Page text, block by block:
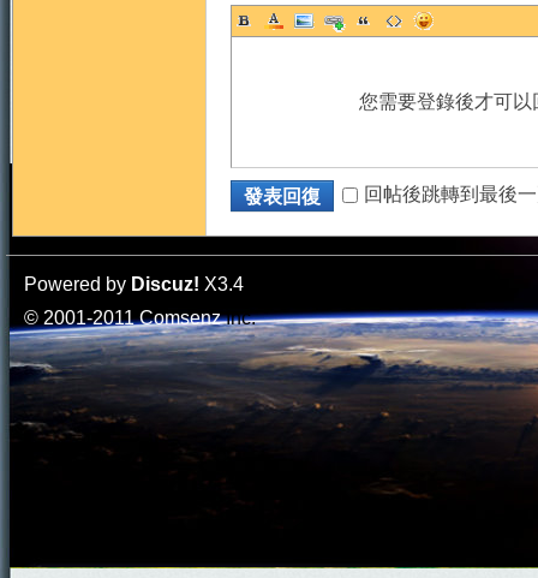
您需要登錄後才可
發表回復 回帖後跳轉到最後
Powered by Discuz! X3.4
© 2001-2011ComsenzInc.